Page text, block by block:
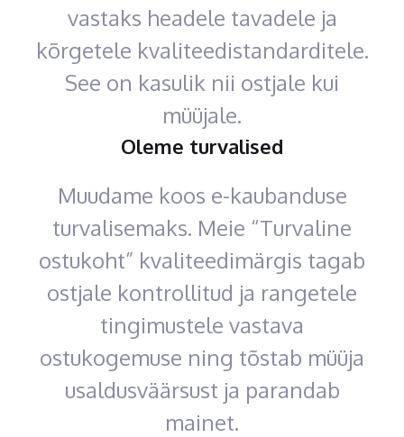
vastaks headele tavadele ja
kõrgetele kvaliteedistandarditele.
See on kasulik nii ostjale kui
müüjale.
Oleme turvalised
Muudame koos e-kaubanduse
turvalisemaks. Meie “Turvaline
ostukoht” kvaliteedimärgis tagab
ostjale kontrollitud ja rangetele
tingimustele vastava
ostukogemuse ning tõstab müüja
usaldusväärsust ja parandab
mainet.